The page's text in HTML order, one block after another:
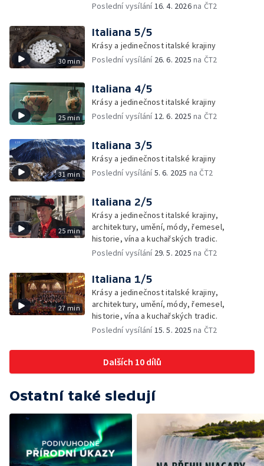
Poslední vysílání16. 4. 2026na ČT2
30 min
Italiana 5/5
Krásy a jedinečnost italské krajiny
Poslední vysílání 26. 6. 2025 na ČT2
25 min
Italiana 4/5
Krásy a jedinečnost italské krajiny
Poslední vysílání12. 6. 2025 na ČT2
31 min
Italiana 3/5
Krásy a jedinečnost italské krajiny
Poslední vysílání5. 6. 2025 na ČT2
25 min
Italiana 2/5
Krásy a jedinečnost italské krajiny,
architektury, umění, módy, řemesel,
historie, vína a kuchařských tradic.
Poslední vysílání 29. 5. 2025 na ČT2
27 min
Italiana 1/5
Krásy a jedinečnost italské krajiny,
architektury, umění, módy, řemesel,
historie, vína a kuchařských tradic.
Poslední vysílání15. 5. 2025 na ČT2
Dalších 10 dílů
Ostatní také sledují